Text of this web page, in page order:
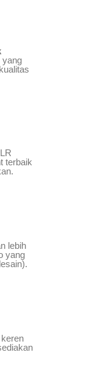
yang
terbaik
lebih
yang